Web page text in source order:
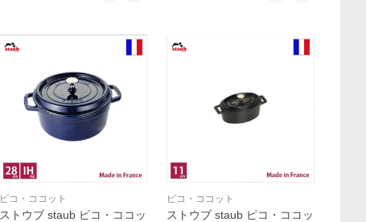
ピコ・ココット
ストウブ staub ピコ・ココッ
ピコ・ココット
ストウブ staub ピコ・ココッ